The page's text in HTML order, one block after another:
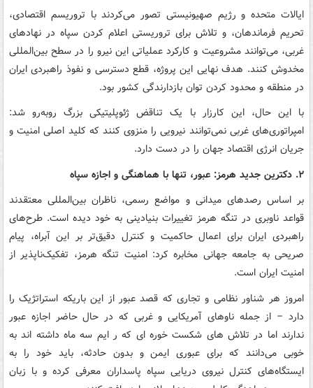
ایالات متحده و رژیم صهیونیستی تصور می‌کردند با تروریسم اقتصادی،
تحریم فرماندهان، و تلاش برای تروریستی اعلام کردن سپاه در نهادهای
غربی، می‌توانند مشروعیت و کارکرد عملیاتی این نیرو را در سطح بین‌المللی
مخدوش کنند. هدف نهایی این پروژه، قطع دسترسی و نفوذ راهبردی ایران
در منطقه و محدود کردن توان بازدارندگی کشور بود.
با این حال، این کارزار با یک تناقض ژئوپلیتیکی بزرگ روبه‌رو شد:
امپراتوری‌های غربی نمی‌توانند نیرویی را منزوی کنند که کلید اصلی امنیت و
جریان انرژی اقتصاد جهان را در دست دارد.
۲. دکترین جدید هرمز: عبور، تنها با هماهنگی و اجازه سپاه
بر اساس رصدهای میدانی و مواضع رسمی، ناظران بین‌المللی معتقدند
قواعد ناوبری در تنگه هرمز تغییرات بنیادینی به خود دیده است. طرح‌های
راهبردی ایران برای اعمال حاکمیت و کنترل دقیق‌تر بر این آبراه، پیام
صریحی به جامعه جهانی مخابره کرد: امنیت تنگه هرمز، تفکیک‌ناپذیر از
امنیت ایران است.
امروز هر شناور نظامی و تجاری که قصد عبور از این باریکه استراتژیک را
دارد – از جمله ناوهای آمریکایی و غربی که در حال حاضر اجازه عبور
ندارند اما در تلاش های شکست خوره ای که ر ایم سه ماه داشته اند به
خوبی می‌دانند که برای عبوری ایمن و بدون حادثه، باید خود را به
ایستگاه‌های کنترل نیروی دریایی سپاه پاسداران معرفی کرده و با زبان